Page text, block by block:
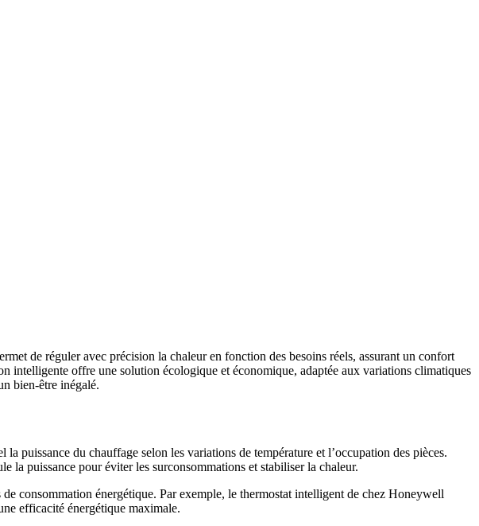
de réguler avec précision la chaleur en fonction des besoins réels, assurant un confort
intelligente offre une solution écologique et économique, adaptée aux variations climatiques
bien-être inégalé.
puissance du chauffage selon les variations de température et l’occupation des pièces.
la puissance pour éviter les surconsommations et stabiliser la chaleur.
consommation énergétique. Par exemple, le thermostat intelligent de chez Honeywell
efficacité énergétique maximale.